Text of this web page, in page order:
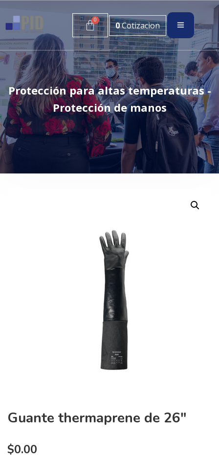
0Cotizacion
Protección para altas temperaturas -
Protección de manos
Guante thermaprene de 26″
$0.00